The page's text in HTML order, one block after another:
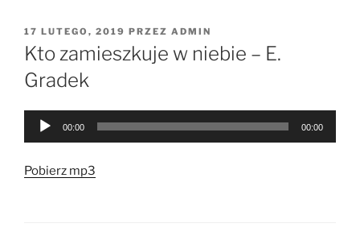
OPUBLIKOWANE
W
17 LUTEGO, 2019 PRZEZ ADMIN
Kto zamieszkuje w niebie – E.
Gradek
Odtwarzacz
00:00 00:00
Pobierz mp3